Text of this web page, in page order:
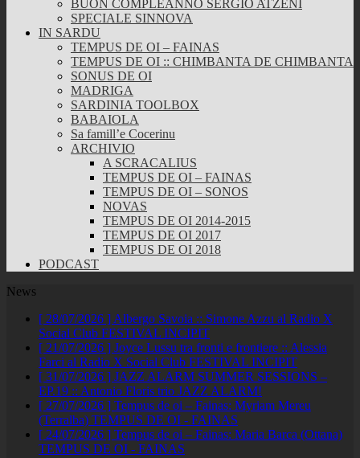
BUON COMPLEANNO SERGIO ATZENI
SPECIALE SINNOVA
IN SARDU
TEMPUS DE OI – FAINAS
TEMPUS DE OI :: CHIMBANTA DE CHIMBANTA
SONUS DE OI
MADRIGA
SARDINIA TOOLBOX
BABAIOLA
Sa famill’e Cocerinu
ARCHIVIO
A SCRACALIUS
TEMPUS DE OI – FAINAS
TEMPUS DE OI – SONOS
NOVAS
TEMPUS DE OI 2014-2015
TEMPUS DE OI 2017
TEMPUS DE OI 2018
PODCAST
News
[ 28/07/2026 ] Albergo Savoia :: Simone Azzu al Radio X
Social Club FESTIVAL INCIPIT
[ 21/07/2026 ] Joyce Lussu tra fronti e frontiere :: Alessia
Farci al Radio X Social Club FESTIVAL INCIPIT
[ 31/07/2026 ] JAZZ ALARM SUMMER SESSIONS –
EP.19 :: Antonio Floris trio JAZZ ALARM!
[ 27/07/2026 ] Tempus de oi – Fainas: Myriam Mereu
(Terralba) TEMPUS DE OI - FAINAS
[ 24/07/2026 ] Tempus de oi – Fainas: Maria Barca (Ottana)
TEMPUS DE OI - FAINAS